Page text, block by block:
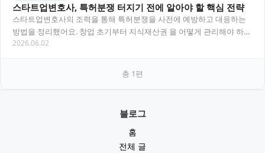
스타트업변호사, 특허분쟁 터지기 전에 알아야 할 핵심 전략
스타트업변호사의 조력을 통해 특허분쟁을 사전에 예방하고 대응하는
방법을 정리했어요. 창업 초기부터 지식재산권 을 어떻게 관리해야 하는
지, 실제 분쟁이 발생했을 때 어떤 절차가 진행…
2026.06.02
총 1편
블로그
홈
전체 글